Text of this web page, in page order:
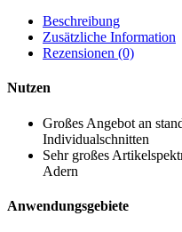
Beschreibung
Zusätzliche Information
Rezensionen (0)
Nutzen
Großes Angebot an
Individualschnitten
Sehr großes
Adern
Anwendungsgebiete